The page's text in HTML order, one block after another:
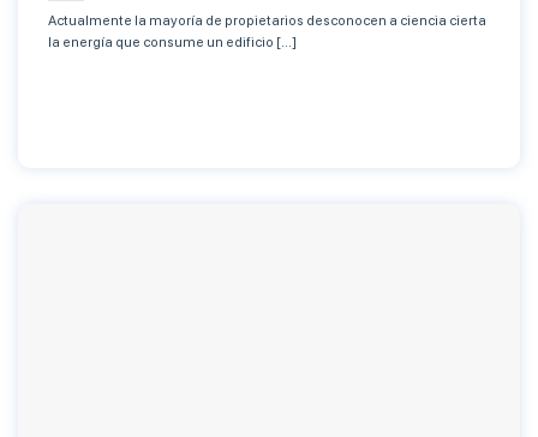
Actualmente la mayoría de propietarios desconocen a ciencia cierta
la energía que consume un edificio [...]